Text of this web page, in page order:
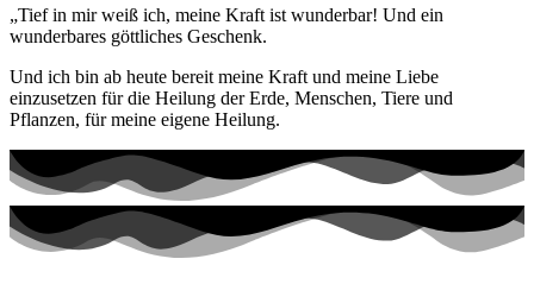
„Tief in mir weiß ich, meine Kraft ist wunderbar! Und ein
wunderbares göttliches Geschenk.
Und ich bin ab heute bereit meine Kraft und meine Liebe
einzusetzen für die Heilung der Erde, Menschen, Tiere und
Pflanzen, für meine eigene Heilung.